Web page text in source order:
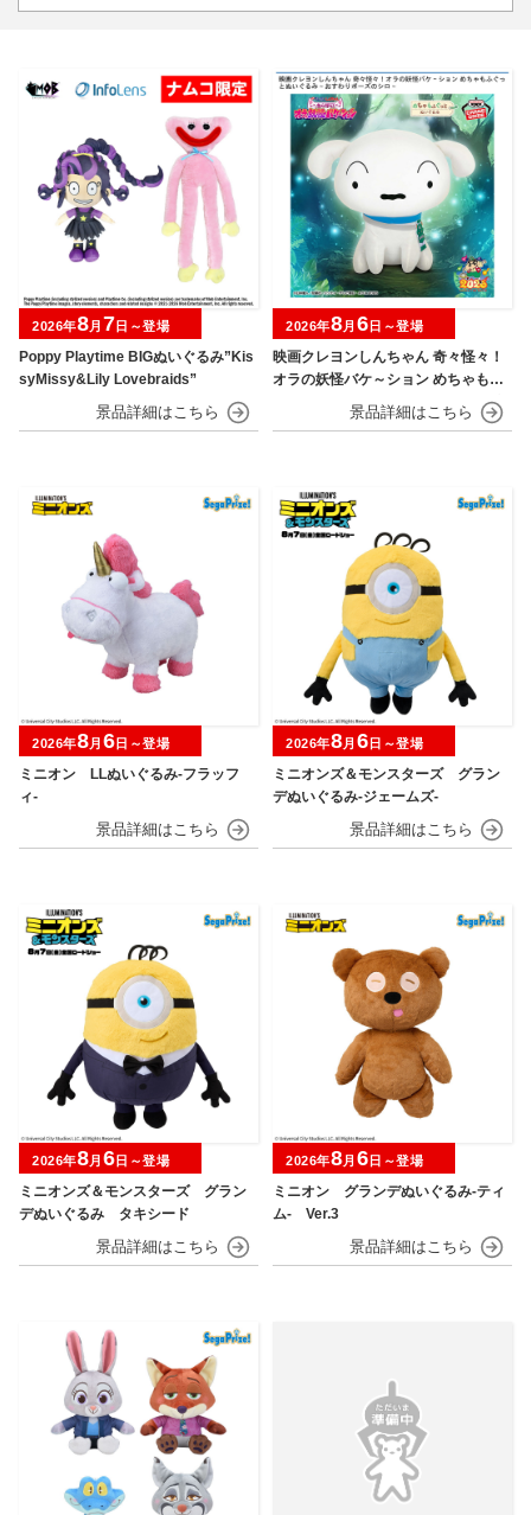
Poppy Playtime BIGぬいぐるみ”Kis
syMissy&Lily Lovebraids”
2026年8月 7日～登場
映画クレヨンしんちゃん 奇々怪々！
オラの妖怪バケ～ション めちゃもふ
ぐっとぬいぐるみ～おすわりポーズ
2026年8月 6日～登場
ミニオン LLぬいぐるみ‐フラッフ
ィ‐
2026年8月 6日～登場
ミニオンズ＆モンスターズ グラン
デぬいぐるみ‐ジェームズ‐
2026年8月 6日～登場
ミニオンズ＆モンスターズ グラン
デぬいぐるみ タキシード
2026年8月 6 日～登場
ミニオン グランデぬいぐるみ‐ティ
ム‐ Ver.3
2026年8月 6 日～登場